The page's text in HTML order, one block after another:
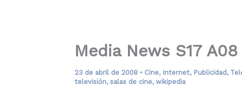
Media News S17 A08
23 de abril de 2008 • Cine, Internet, Publicidad,
televisión, salas de cine, wikipedia